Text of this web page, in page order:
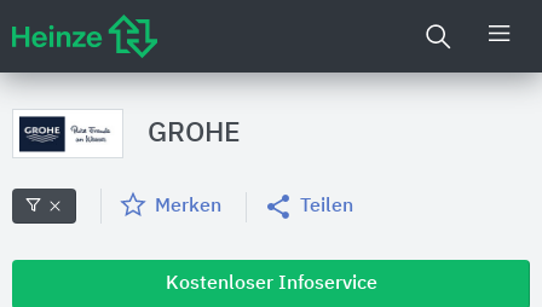
GROHE
Merken Teilen
Kostenloser Infoservice